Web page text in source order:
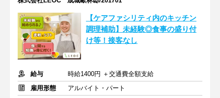
【ケアファシリティ内のキッチン
調理補助】未経験◎食事の盛り付
け等！接客なし
給与
時給1400円 ＋交通費全額支給
雇用形態
アルバイト・パート